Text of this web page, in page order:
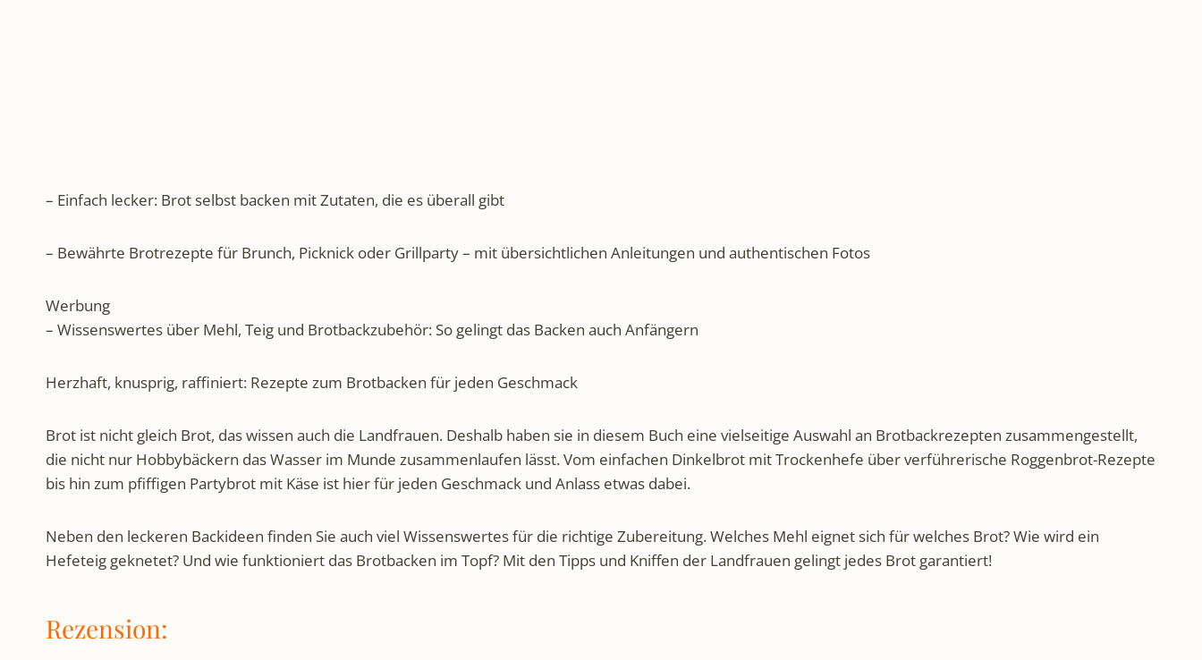
– Einfach lecker: Brot selbst backen mit Zutaten, die es überall gibt
– Bewährte Brotrezepte für Brunch, Picknick oder Grillparty – mit übersichtlichen Anleitungen und authentischen Fotos
Werbung
– Wissenswertes über Mehl, Teig und Brotbackzubehör: So gelingt das Backen auch Anfängern
Herzhaft, knusprig, raffiniert: Rezepte zum Brotbacken für jeden Geschmack
Brot ist nicht gleich Brot, das wissen auch die Landfrauen. Deshalb haben sie in diesem Buch eine vielseitige Auswahl an Brotbackrezepten zusammengestellt,
die nicht nur Hobbybäckern das Wasser im Munde zusammenlaufen lässt. Vom einfachen Dinkelbrot mit Trockenhefe über verführerische Roggenbrot-Rezepte
bis hin zum pfiffigen Partybrot mit Käse ist hier für jeden Geschmack und Anlass etwas dabei.
Neben den leckeren Backideen finden Sie auch viel Wissenswertes für die richtige Zubereitung. Welches Mehl eignet sich für welches Brot? Wie wird ein
Hefeteig geknetet? Und wie funktioniert das Brotbacken im Topf? Mit den Tipps und Kniffen der Landfrauen gelingt jedes Brot garantiert!
Rezension: